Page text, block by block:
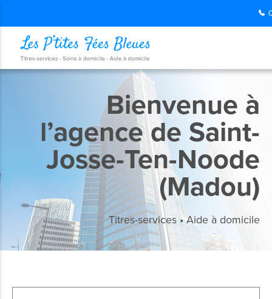
Bienvenue à
l’agence de Saint-
Josse-Ten-Noode
(Madou)
Titres-services • Aide à domicile